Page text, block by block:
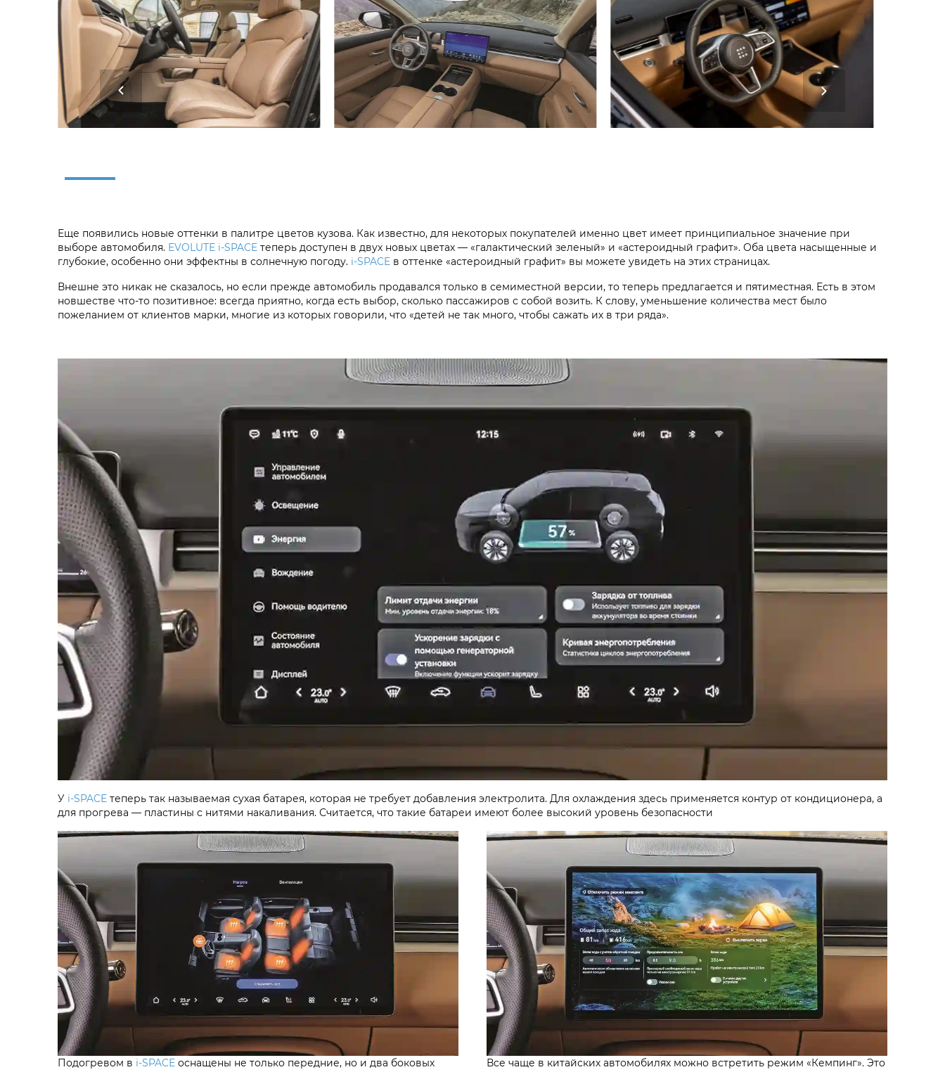
Еще появились новые оттенки в палитре цветов кузова. Как известно, для некоторых покупателей именно цвет имеет принципиальное значение при
выборе автомобиля. EVOLUTE i‑SPACE теперь доступен в двух новых цветах — «галактический зеленый» и «астероидный графит». Оба цвета насыщенные и
глубокие, особенно они эффектны в солнечную погоду. i‑SPACE в оттенке «астероидный графит» вы можете увидеть на этих страницах.
Внешне это никак не сказалось, но если прежде автомобиль продавался только в семиместной версии, то теперь предлагается и пятиместная. Есть в этом
новшестве что-то позитивное: всегда приятно, когда есть выбор, сколько пассажиров с собой возить. К слову, уменьшение количества мест было
пожеланием от клиентов марки, многие из которых говорили, что «детей не так много, чтобы сажать их в три ряда».
У i‑SPACE теперь так называемая сухая батарея, которая не требует добавления электролита. Для охлаждения здесь применяется контур от кондиционера, а
для прогрева — пластины с нитями накаливания. Считается, что такие батареи имеют более высокий уровень безопасности
Подогревом в i‑SPACE оснащены не только передние, но и два боковых
Все чаще в китайских автомобилях можно встретить режим «Кемпинг». Это